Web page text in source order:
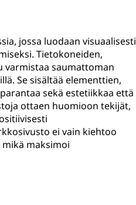
jossa luodaan visuaalisesti
Tietokoneiden,
varmistaa saumattoman
Se sisältää elementtien,
sekä estetiikkaa että
ottaen huomioon tekijät,
ei vain kiehtoo
maksimoi